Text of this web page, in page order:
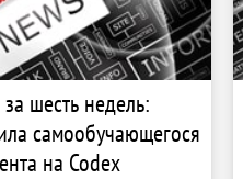
шесть недель:
самообучающегося
на Codex